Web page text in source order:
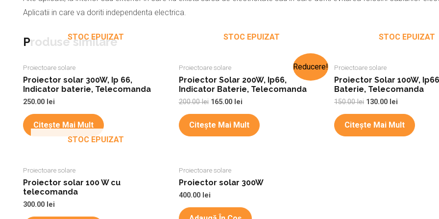
Aplicatii in care va doriti independenta electrica.
Produse similare
STOC EPUIZAT
Proiectoare solare
Proiector solar 300W, Ip 66,
Indicator baterie, Telecomanda
250.00 lei
Citește Mai Mult
Reducere!
STOC EPUIZAT
Proiectoare solare
Proiector Solar 200W, Ip66,
Indicator Baterie, Telecomanda
200.00lei 165.00 lei
Citește Mai Mult
STOC EPUIZAT
Proiectoare solare
Proiector Solar 100W,
Baterie, Telecomanda
150.00lei 130.00 lei
Citește Mai Mult
STOC EPUIZAT
Proiectoare solare
Proiector solar 100 W cu
telecomanda
300.00 lei
Proiectoare solare
Proiector solar 300W
400.00 lei